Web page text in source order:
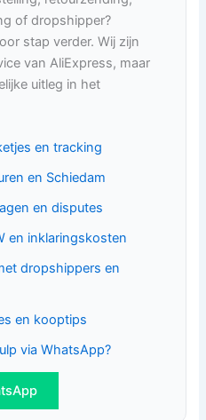
of dropshipper?
stap verder. Wij zijn
van AliExpress, maar
uitleg in het
en tracking
en Schiedam
en disputes
en inklaringskosten
dropshippers en
en kooptips
via WhatsApp?